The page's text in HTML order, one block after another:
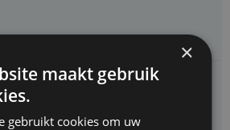
zoekt een
×
maakt gebruik
gebruikt cookies om uw